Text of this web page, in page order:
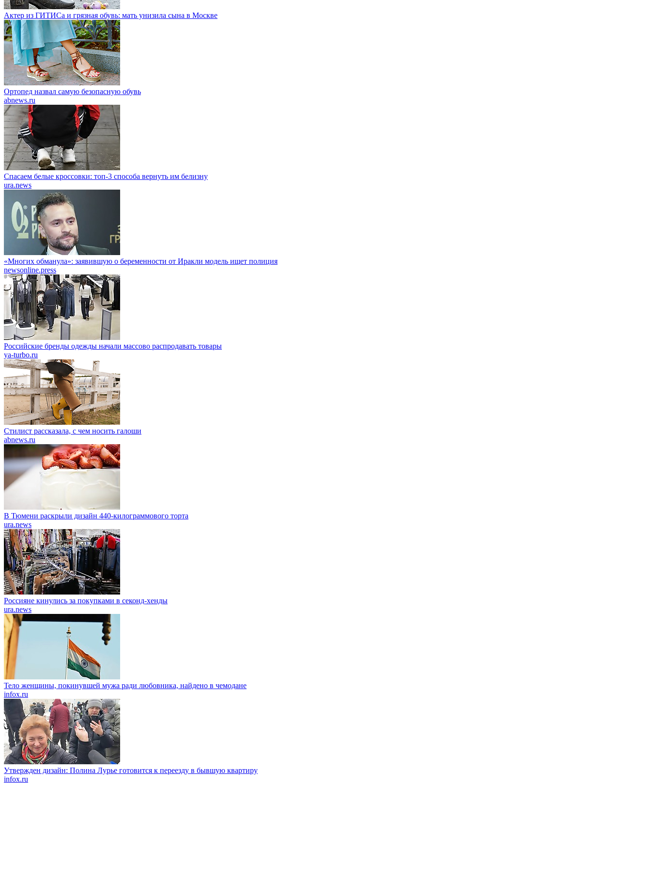
Актер из ГИТИСа и грязная обувь: мать унизила сына в Москве
Ортопед назвал самую безопасную обувь
abnews.ru
Спасаем белые кроссовки: топ-3 способа вернуть им белизну
ura.news
«Многих обманула»: заявившую о беременности от Иракли модель ищет полиция
newsonline.press
Российские бренды одежды начали массово распродавать товары
ya-turbo.ru
Стилист рассказала, с чем носить галоши
abnews.ru
В Тюмени раскрыли дизайн 440-килограммового торта
ura.news
Россияне кинулись за покупками в секонд-хенды
ura.news
Тело женщины, покинувшей мужа ради любовника, найдено в чемодане
infox.ru
Утвержден дизайн: Полина Лурье готовится к переезду в бывшую квартиру
infox.ru